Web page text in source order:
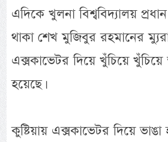
এদিকে খুলনা বিশ্ববিদ্যালয়
থাকা শেখ মুজিবুর রহমানের
এক্সকাভেটর দিয়ে খুঁচিয়ে
হয়েছে।
কুষ্টিয়ায় এক্সকাভেটর দিয়ে